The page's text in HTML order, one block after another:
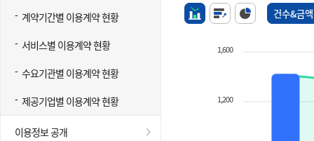
계약기간별 이용계약 현황
서비스별 이용계약 현황
수요기관별 이용계약 현황
제공기업별 이용계약 현황
이용정보 공개
건수&금액
1,600
1,200